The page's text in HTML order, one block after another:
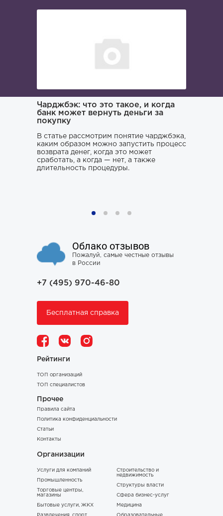
Чарджбэк: что это такое, и когда
банк может вернуть деньги за
покупку
В статье рассмотрим понятие чарджбэка,
каким образом можно запустить процесс
возврата денег, когда это может
сработать, а когда — нет, а также
длительность процедуры.
Облако отзывов
Пожалуй, самые честные отзывы
в России
+7 (495) 970-46-80
Бесплатная справка
Рейтинги
ТОП организаций
ТОП специалистов
Прочее
Правила сайта
Политика конфиденциальности
Статьи
Контакты
Организации
Услуги для компаний
Промышленность
Торговые центры,
магазины
Бытовые услуги, ЖКХ
Строительство и
недвижимость
Структуры власти
Сфера бизнес-услуг
Медицина